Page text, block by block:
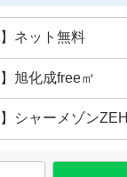
ネット無料
旭化成free㎡
シャーメゾンZEH